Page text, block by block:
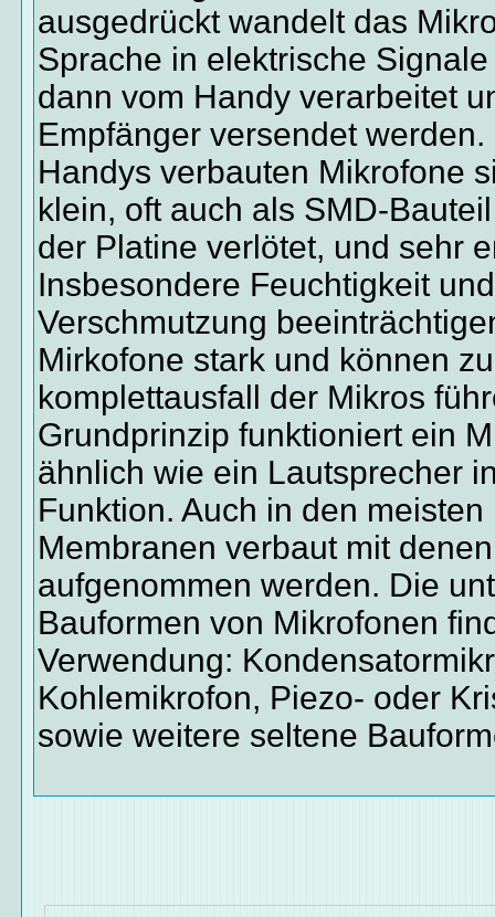
ausgedrückt wandelt das
Sprache in elektrische
dann vom Handy verarbeitet
Empfänger versendet
Handys verbauten Mikrofone
klein, oft auch als SMD-
der Platine verlötet, und sehr
Insbesondere Feuchtigkeit und
Verschmutzung
Mirkofone stark und können
komplettausfall der Mikros
Grundprinzip funktioniert ein
ähnlich wie ein Lautsprecher
Funktion. Auch in den
Membranen verbaut mit
aufgenommen werden. Die
Bauformen von Mikrofonen
Verwendung:
Kohlemikrofon, Piezo- oder
sowie weitere seltene